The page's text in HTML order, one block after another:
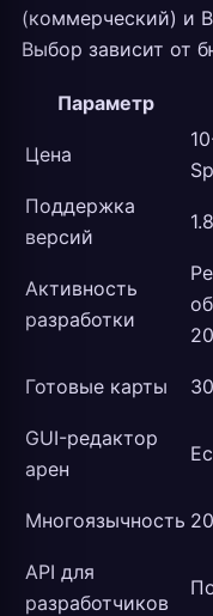
(коммерческий) и
Выбор зависит от
Параметр
Цена
Поддержка
версий
Активность
разработки
Готовые карты
GUI-редактор
арен
Многоязычность
API для
разработчиков